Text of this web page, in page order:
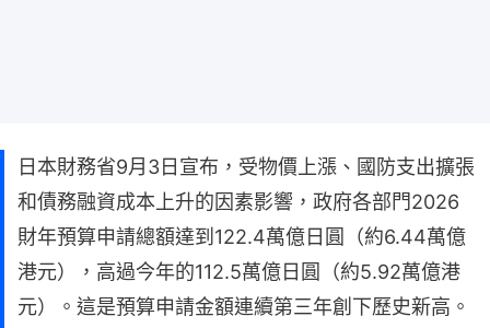
日本財務省9月3日宣布，受物價上漲、國防支出擴張
和債務融資成本上升的因素影響，政府各部門2026
財年預算申請總額達到122.4萬億日圓（約6.44萬億
港元），高過今年的112.5萬億日圓（約5.92萬億港
元）。這是預算申請金額連續第三年創下歷史新高。